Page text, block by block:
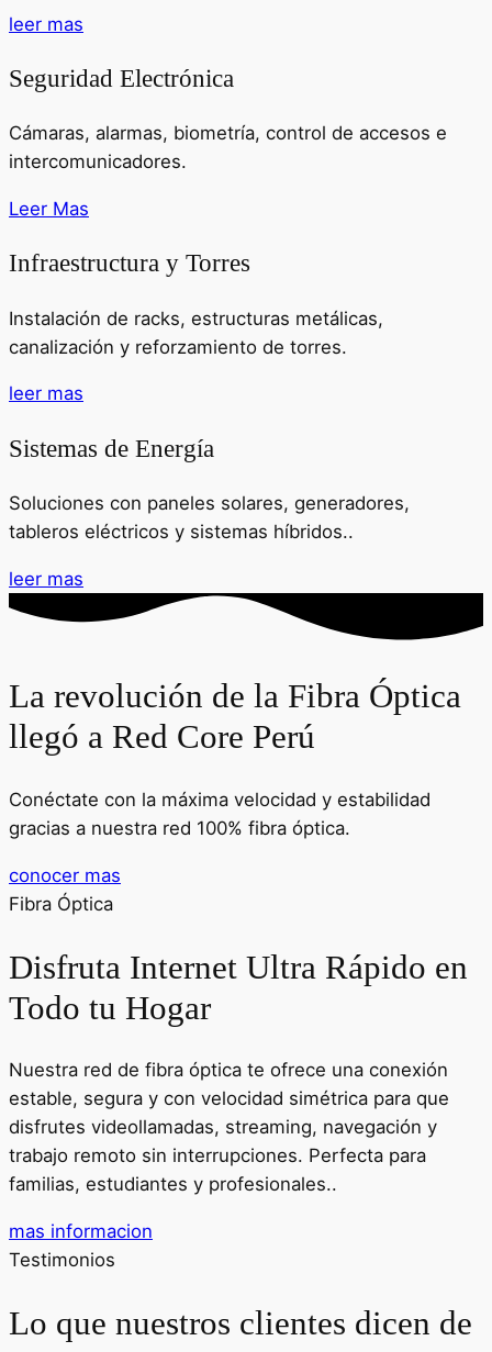
leer mas
Seguridad Electrónica
Cámaras, alarmas, biometría, control de accesos e
intercomunicadores.
Leer Mas
Infraestructura y Torres
Instalación de racks, estructuras metálicas,
canalización y reforzamiento de torres.
leer mas
Sistemas de Energía
Soluciones con paneles solares, generadores,
tableros eléctricos y sistemas híbridos..
leer mas
La revolución de la Fibra Óptica
llegó a Red Core Perú
Conéctate con la máxima velocidad y estabilidad
gracias a nuestra red 100% fibra óptica.
conocer mas
Fibra Óptica
Disfruta Internet Ultra Rápido en
Todo tu Hogar
Nuestra red de fibra óptica te ofrece una conexión
estable, segura y con velocidad simétrica para que
disfrutes videollamadas, streaming, navegación y
trabajo remoto sin interrupciones. Perfecta para
familias, estudiantes y profesionales..
mas informacion
Testimonios
Lo que nuestros clientes dicen de